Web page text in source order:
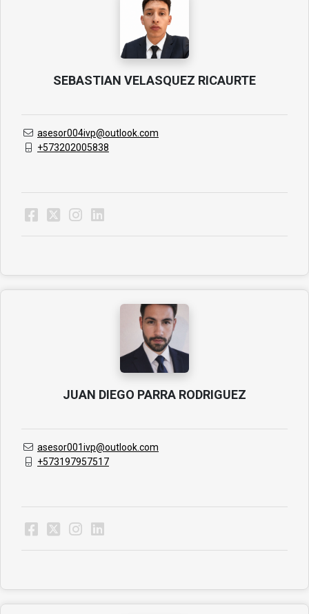
SEBASTIAN VELASQUEZ RICAURTE
asesor004ivp@outlook.com
+573202005838
JUAN DIEGO PARRA RODRIGUEZ
asesor001ivp@outlook.com
+573197957517